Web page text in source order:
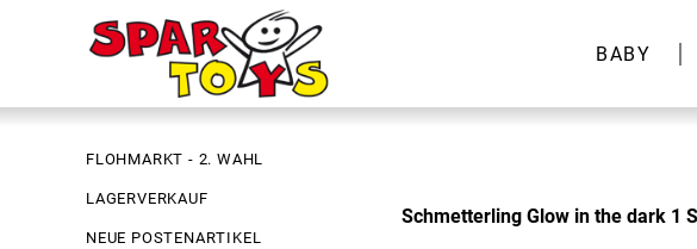
BABY
FLOHMARKT - 2. WAHL
LAGERVERKAUF
NEUE POSTENARTIKEL
Schmetterling Glow in the dark 1